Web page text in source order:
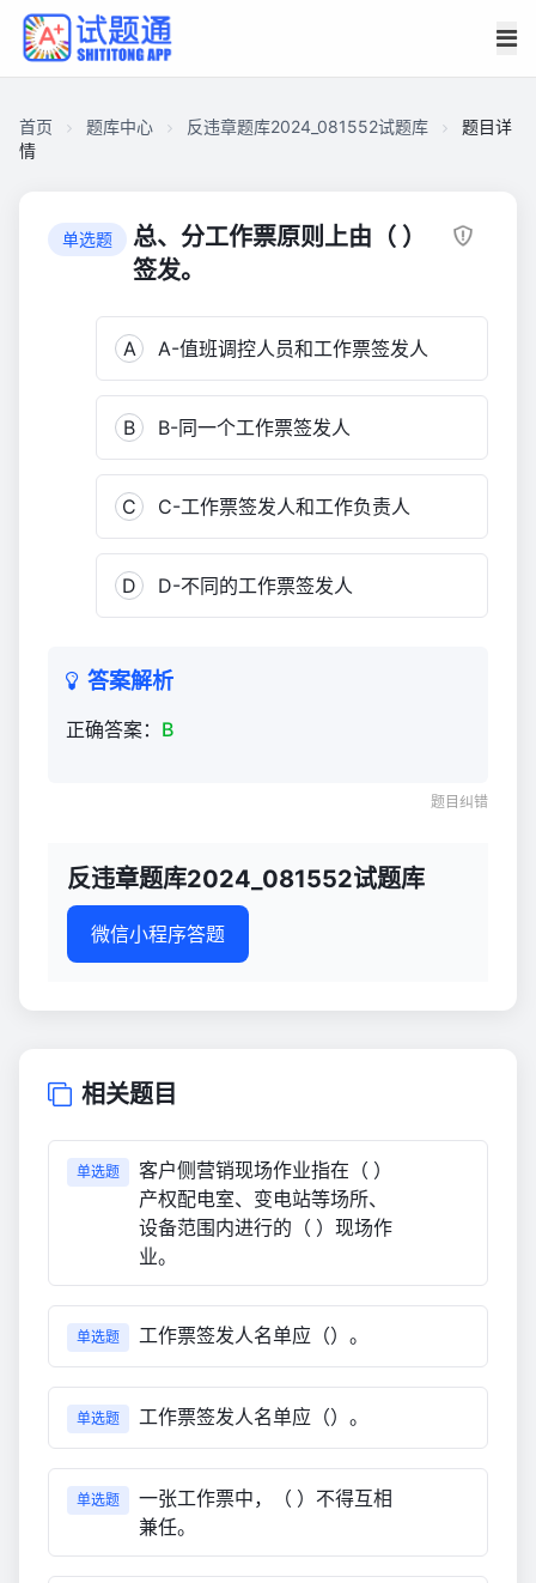
首页 题库中心 反违章题库2024_081552试题库
题目详
情
2024_081552
单选题
总、分工作票原则上由（ ）
签发。
A A-值班调控人员和工作票签发人
B B-同一个工作票签发人
C C-工作票签发人和工作负责人
D D-不同的工作票签发人
答案解析
正确答案： B
题目纠错
反违章题库2024_081552试题库
微信小程序答题
相关题目
单选题
客户侧营销现场作业指在（ ）
产权配电室、变电站等场所、
设备范围内进行的（ ）现场作
业。
单选题 工作票签发人名单应（）。
单选题 工作票签发人名单应（）。
单选题
一张工作票中，（ ）不得互相
兼任。